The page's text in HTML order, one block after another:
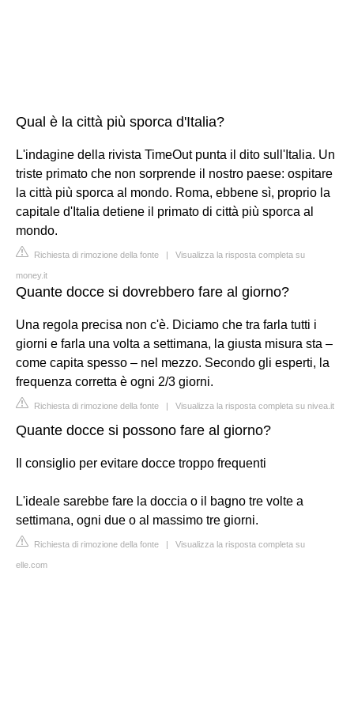
Qual è la città più sporca d'Italia?
L'indagine della rivista TimeOut punta il dito sull'Italia. Un
triste primato che non sorprende il nostro paese: ospitare
la città più sporca al mondo. Roma, ebbene sì, proprio la
capitale d'Italia detiene il primato di città più sporca al
mondo.
Richiesta di rimozione della fonte | Visualizza la risposta completa su
money.it
Quante docce si dovrebbero fare al giorno?
Una regola precisa non c'è. Diciamo che tra farla tutti i
giorni e farla una volta a settimana, la giusta misura sta –
come capita spesso – nel mezzo. Secondo gli esperti, la
frequenza corretta è ogni 2/3 giorni.
Richiesta di rimozione della fonte | Visualizza la risposta completa su nivea.it
Quante docce si possono fare al giorno?
Il consiglio per evitare docce troppo frequenti
L'ideale sarebbe fare la doccia o il bagno tre volte a
settimana, ogni due o al massimo tre giorni.
Richiesta di rimozione della fonte | Visualizza la risposta completa su
elle.com